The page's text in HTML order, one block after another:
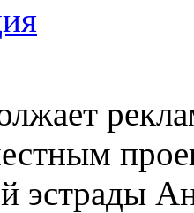
эстрады